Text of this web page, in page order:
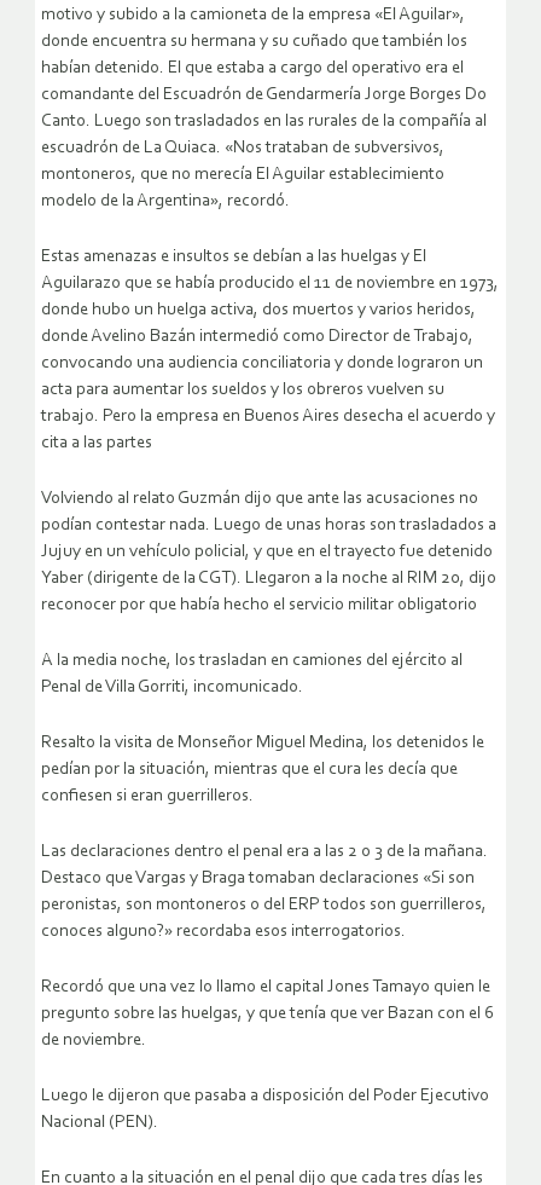
motivo y subido a la camioneta de la empresa «El Aguilar»,
donde encuentra su hermana y su cuñado que también los
habían detenido. El que estaba a cargo del operativo era el
comandante del Escuadrón de Gendarmería Jorge Borges Do
Canto. Luego son trasladados en las rurales de la compañía al
escuadrón de La Quiaca. «Nos trataban de subversivos,
montoneros, que no merecía El Aguilar establecimiento
modelo de la Argentina», recordó.
Estas amenazas e insultos se debían a las huelgas y El
Aguilarazo que se había producido el 11 de noviembre en 1973,
donde hubo un huelga activa, dos muertos y varios heridos,
donde Avelino Bazán intermedió como Director de Trabajo,
convocando una audiencia conciliatoria y donde lograron un
acta para aumentar los sueldos y los obreros vuelven su
trabajo. Pero la empresa en Buenos Aires desecha el acuerdo y
cita a las partes
Volviendo al relato Guzmán dijo que ante las acusaciones no
podían contestar nada. Luego de unas horas son trasladados a
Jujuy en un vehículo policial, y que en el trayecto fue detenido
Yaber (dirigente de la CGT). Llegaron a la noche al RIM 20, dijo
reconocer por que había hecho el servicio militar obligatorio
A la media noche, los trasladan en camiones del ejército al
Penal de Villa Gorriti, incomunicado.
Resalto la visita de Monseñor Miguel Medina, los detenidos le
pedían por la situación, mientras que el cura les decía que
confiesen si eran guerrilleros.
Las declaraciones dentro el penal era a las 2 o 3 de la mañana.
Destaco que Vargas y Braga tomaban declaraciones «Si son
peronistas, son montoneros o del ERP todos son guerrilleros,
conoces alguno?» recordaba esos interrogatorios.
Recordó que una vez lo llamo el capital Jones Tamayo quien le
pregunto sobre las huelgas, y que tenía que ver Bazan con el 6
de noviembre.
Luego le dijeron que pasaba a disposición del Poder Ejecutivo
Nacional (PEN).
En cuanto a la situación en el penal dijo que cada tres días les